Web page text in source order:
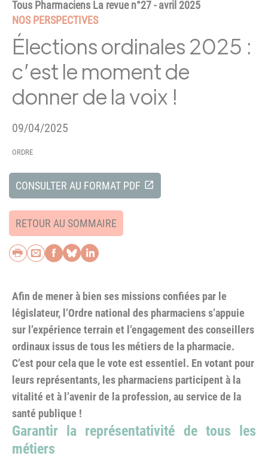
Tous Pharmaciens La revue n°27 - avril 2025
NOS PERSPECTIVES
Élections ordinales 2025 :
c’est le moment de
donner de la voix !
09/04/2025
ORDRE
CONSULTER AU FORMAT PDF
RETOUR AU SOMMAIRE
Imprimer
Envoyer par e-mail
Partager sur Facebook
Partager sur Bluesky
Partager sur LinkedIn
Afin de mener à bien ses missions confiées par le
législateur, l’Ordre national des pharmaciens s’appuie
sur l’expérience terrain et l’engagement des conseillers
ordinaux issus de tous les métiers de la pharmacie.
C’est pour cela que le vote est essentiel. En votant pour
leurs représentants, les pharmaciens participent à la
vitalité et à l’avenir de la profession, au service de la
santé publique !
Garantir la représentativité de tous les
métiers